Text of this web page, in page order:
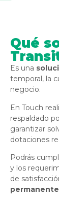
Qué
Es una
temporal, la
negocio.
En Touch
respaldado
garantizar
dotaciones
Podrás
y los
de
permanente